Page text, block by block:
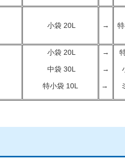
小袋 20L →
小袋 20L
中袋 30L
特小袋 10L
→
→
→